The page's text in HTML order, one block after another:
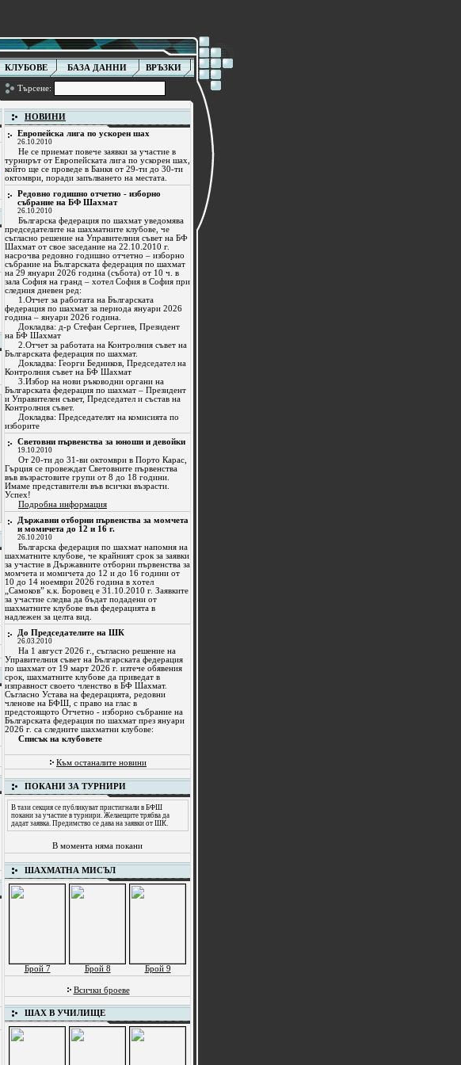
КЛУБОВЕ БАЗА ДАННИ ВРЪЗКИ
Търсене:
НОВИНИ
Европейска лига по ускорен шах
26.10.2010
Не се приемат повече заявки за участие в
турнирът от Европейската лига по ускорен шах,
който ще се проведе в Банкя от 29-ти до 30-ти
октомври, поради запълването на местата.
Редовно годишно отчетно - изборно
събрание на БФ Шахмат
26.10.2010
Българска федерация по шахмат уведомява
председателите на шахматните клубове, че
съгласно решение на Управителния съвет на БФ
Шахмат от свое заседание на 22.10.2010 г.
насрочва редовно годишно отчетно – изборно
събрание на Българската федерация по шахмат
на 29 януари 2026 година (събота) от 10 ч. в
зала София на гранд – хотел София в София при
следния дневен ред:
1.Отчет за работата на Българската
федерация по шахмат за периода януари 2026
година – януари 2026 година.
Докладва: д-р Стефан Сергиев, Президент
на БФ Шахмат
2.Отчет за работата на Контролния съвет на
Българската федерация по шахмат.
Докладва: Георги Бедников, Председател на
Контролния съвет на БФ Шахмат
3.Избор на нови ръководни органи на
Българската федерация по шахмат – Президент
и Управителен съвет, Председател и състав на
Контролния съвет.
Докладва: Председателят на комисията по
изборите
Световни първенства за юноши и девойки
19.10.2010
От 20-ти до 31-ви октомври в Порто Карас,
Гърция се провеждат Световните първенства
във възрастовите групи от 8 до 18 години.
Имаме представители във всички възрасти.
Успех!
Подробна информация
Държавни отборни първенства за момчета
и момичета до 12 и 16 г.
26.10.2010
Българска федерация по шахмат напомня на
шахматните клубове, че крайният срок за заявки
за участие в Държавните отборни първенства за
момчета и момичета до 12 и до 16 години от
10 до 14 ноември 2026 година в хотел
„Самоков” к.к. Боровец е 31.10.2010 г. Заявките
за участие следва да бъдат подадени от
шахматните клубове във федерацията в
надлежен за целта вид.
До Председателите на ШК
26.03.2010
На 1 август 2026 г., съгласно решение на
Управителния съвет на Българската федерация
по шахмат от 19 март 2026 г. изтече обявения
срок, шахматните клубове да приведат в
изправност своето членство в БФ Шахмат.
Съгласно Устава на федерацията, редовни
членове на БФШ, с право на глас в
предстоящото Отчетно - изборно събрание на
Българската федерация по шахмат през януари
2026 г. са следните шахматни клубове:
Списък на клубовете
Към останалите новини
ПОКАНИ ЗА ТУРНИРИ
В тази секция се публикуват пристигнали в БФШ
покани за участие в турнири. Желаещите трябва да
дадат заявка. Предимство се дава на заявки от ШК.
В момента няма покани
ШАХМАТНА МИСЪЛ
Брой 7 Брой 8 Брой 9
Всички броеве
ШАХ В УЧИЛИЩЕ